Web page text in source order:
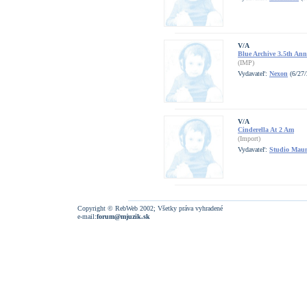
V/A
Blue Archive 3.5th
(IMP)
Vydavateľ: Nexon (6/
V/A
Cinderella At 2 Am
(Import)
Vydavateľ: Studio
Copyright © RebWeb 2002; Všetky práva vyhradené
e-mail:forum@mjuzik.sk